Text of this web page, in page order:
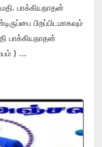
பாக்கியநாதன்
பிறப்பிடமாகவும்
பாக்கியநாதன்
) …